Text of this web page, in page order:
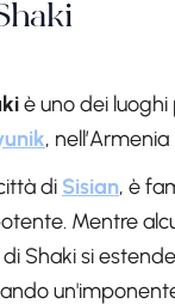
è uno dei
,
di Sisian, è
Mentre
Shaki si